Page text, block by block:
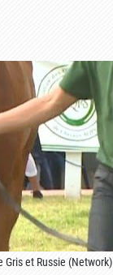
Gris et Russie (Network)